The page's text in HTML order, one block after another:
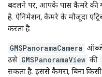
बदलने पर, आपके पास कैमरे की
है. ऐनिमेशन, कैमरे के मौजूदा
करता है.
GMSPanoramaCamera
उसे GMSPanoramaView की
सकता है. इससे कैमरा, बिना